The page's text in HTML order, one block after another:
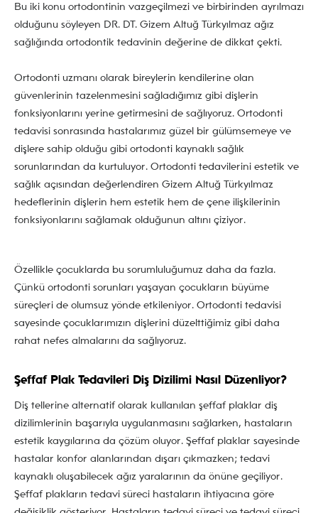
Bu iki konu ortodontinin vazgeçilmezi ve birbirinden ayrılmazı
olduğunu söyleyen DR. DT. Gizem Altuğ Türkyılmaz ağız
sağlığında ortodontik tedavinin değerine de dikkat çekti.
Ortodonti uzmanı olarak bireylerin kendilerine olan
güvenlerinin tazelenmesini sağladığımız gibi dişlerin
fonksiyonlarını yerine getirmesini de sağlıyoruz. Ortodonti
tedavisi sonrasında hastalarımız güzel bir gülümsemeye ve
dişlere sahip olduğu gibi ortodonti kaynaklı sağlık
sorunlarından da kurtuluyor. Ortodonti tedavilerini estetik ve
sağlık açısından değerlendiren Gizem Altuğ Türkyılmaz
hedeflerinin dişlerin hem estetik hem de çene ilişkilerinin
fonksiyonlarını sağlamak olduğunun altını çiziyor.
Özellikle çocuklarda bu sorumluluğumuz daha da fazla.
Çünkü ortodonti sorunları yaşayan çocukların büyüme
süreçleri de olumsuz yönde etkileniyor. Ortodonti tedavisi
sayesinde çocuklarımızın dişlerini düzelttiğimiz gibi daha
rahat nefes almalarını da sağlıyoruz.
Şeffaf Plak Tedavileri Diş Dizilimi Nasıl Düzenliyor?
Diş tellerine alternatif olarak kullanılan şeffaf plaklar diş
dizilimlerinin başarıyla uygulanmasını sağlarken, hastaların
estetik kaygılarına da çözüm oluyor. Şeffaf plaklar sayesinde
hastalar konfor alanlarından dışarı çıkmazken; tedavi
kaynaklı oluşabilecek ağız yaralarının da önüne geçiliyor.
Şeffaf plakların tedavi süreci hastaların ihtiyacına göre